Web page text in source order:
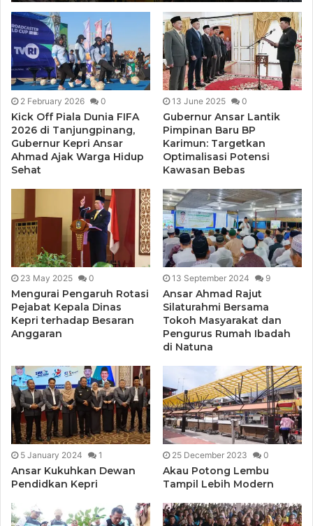
2 February 2026 0
Kick Off Piala Dunia FIFA
2026 di Tanjungpinang,
Gubernur Kepri Ansar
Ahmad Ajak Warga Hidup
Sehat
13 June 2025 0
Gubernur Ansar Lantik
Pimpinan Baru BP
Karimun: Targetkan
Optimalisasi Potensi
Kawasan Bebas
23 May 2025 0
Mengurai Pengaruh Rotasi
Pejabat Kepala Dinas
Kepri terhadap Besaran
Anggaran
13 September 2024 9
Ansar Ahmad Rajut
Silaturahmi Bersama
Tokoh Masyarakat dan
Pengurus Rumah Ibadah
di Natuna
5 January 2024 1
Ansar Kukuhkan Dewan
Pendidkan Kepri
25 December 2023 0
Akau Potong Lembu
Tampil Lebih Modern